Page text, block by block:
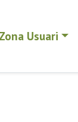
Zona Usuari